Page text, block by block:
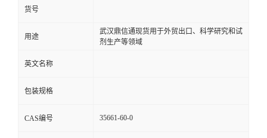
货号
用途
武汉鼎信通现货用于外贸出口、科学研究和试
剂生产等领域
英文名称
包装规格
CAS编号 35661-60-0